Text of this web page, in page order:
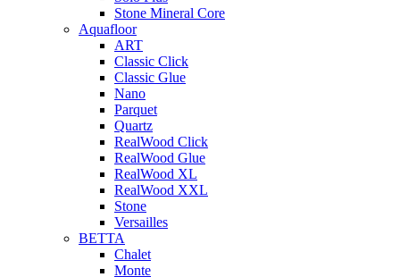
Stone Mineral Core
Aquafloor
ART
Classic Click
Classic Glue
Nano
Parquet
Quartz
RealWood Click
RealWood Glue
RealWood XL
RealWood XXL
Stone
Versailles
BETTA
Chalet
Monte